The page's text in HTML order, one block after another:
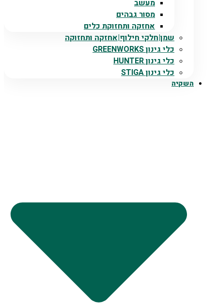
מעשב
מסור גבהים
אחזקה ותחזוקת כלים
שמן|חלקי חילוף|אחזקה ותחזוקה
כלי גינון GREENWORKS
כלי גינון HUNTER
כלי גינון STIGA
השקיה